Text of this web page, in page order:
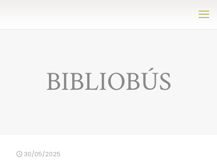
BIBLIOBÚS
30/05/2025